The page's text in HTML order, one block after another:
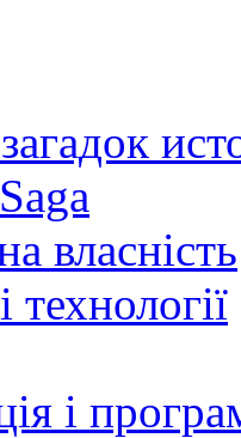
влaсність
і